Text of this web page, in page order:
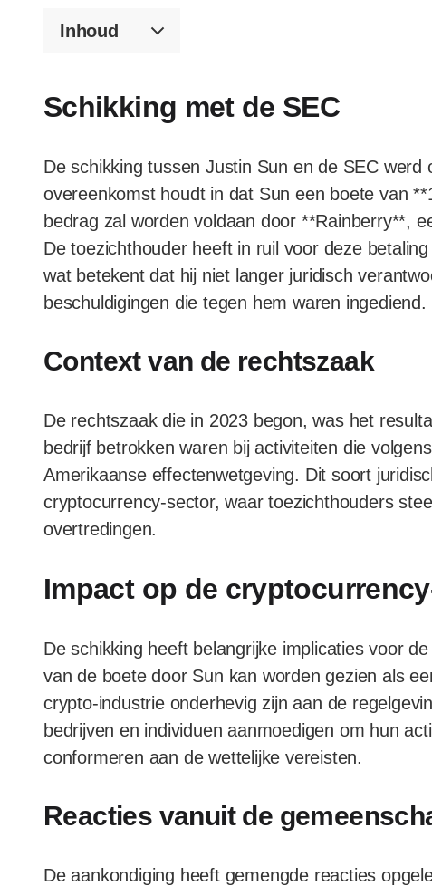
Inhoud
Schikking met de SEC
De schikking tussen Justin Sun en de SEC
overeenkomst houdt in dat Sun een boete van
bedrag zal worden voldaan door **Rainberry**,
De toezichthouder heeft in ruil voor deze
wat betekent dat hij niet langer juridisch
beschuldigingen die tegen hem waren ingediend.
Context van de rechtszaak
De rechtszaak die in 2023 begon, was het
bedrijf betrokken waren bij activiteiten die
Amerikaanse effectenwetgeving. Dit soort
cryptocurrency-sector, waar toezichthouders
overtredingen.
Impact op de
De schikking heeft belangrijke implicaties voor
van de boete door Sun kan worden gezien als
crypto-industrie onderhevig zijn aan de
bedrijven en individuen aanmoedigen om hun
conformeren aan de wettelijke vereisten.
Reacties vanuit de
De aankondiging heeft gemengde reacties